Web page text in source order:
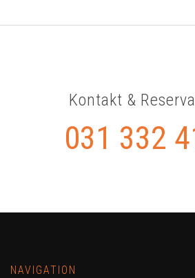
Kontakt &
031 332
NAVIGATION